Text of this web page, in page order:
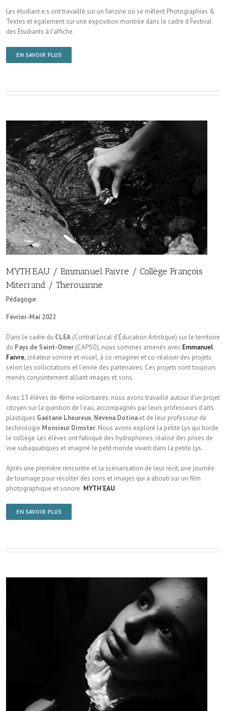
Les étudiant.e.s ont travaillé sur un fanzine où se mêlent Photographies &
Textes et également sur une exposition montrée dans le cadre d Festival
des Étudiants à l’affiche.
EN SAVOIR PLUS
MYTH’EAU / Emmanuel Faivre / Collège François
Miterrand / Therouanne
Pédagogie
Février-Mai 2022
Dans le cadre du CLEA (Contrat Local d’Éducation Artistique) sur le territoire
du Pays de Saint-Omer (CAPSO), nous sommes amenés avec Emmanuel
Faivre, créateur sonore et visuel, à co-imaginer et co-réaliser des projets
selon les sollicitations et l’envie des partenaires. Ces projets sont toujours
menés conjointement alliant images et sons.
Avec 13 élèves de 4ème volontaires, nous avons travaillé autour d’un projet
citoyen sur la question de l’eau, accompagnés par leurs professeurs d’arts
plastiques Gaétane Lheureux, Nevena Dotina et de leur professeur de
technologie Monsieur Dimster. Nous avons exploré la petite Lys qui borde
le collège. Les élèves ont fabriqué des hydrophones, réalisé des prises de
vue subaquatiques et imaginé le petit monde vivant dans la petite Lys.
Après une première rencontre et la scénarisation de leur récit, une journée
de tournage pour récolter des sons et images qui a abouti sur un film
photographique et sonore MYTH’EAU.
EN SAVOIR PLUS